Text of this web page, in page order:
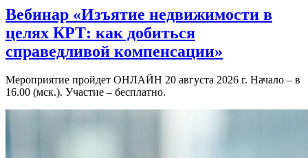
Вебинар «Изъятие недвижимости в
целях КРТ: как добиться
справедливой компенсации»
Мероприятие пройдет ОНЛАЙН 20 августа 2026 г. Начало – в
16.00 (мск.). Участие – бесплатно.